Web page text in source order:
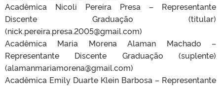
Acadêmica Nicoli Pereira Presa – Representante
Discente Graduação (titular)
(nick.pereira.presa.2005@gmail.com)
Acadêmica Maria Morena Alaman Machado –
Representante Discente Graduação (suplente)
(alamanmariamorena@gmail.com)
Acadêmica Emily Duarte Klein Barbosa – Representante